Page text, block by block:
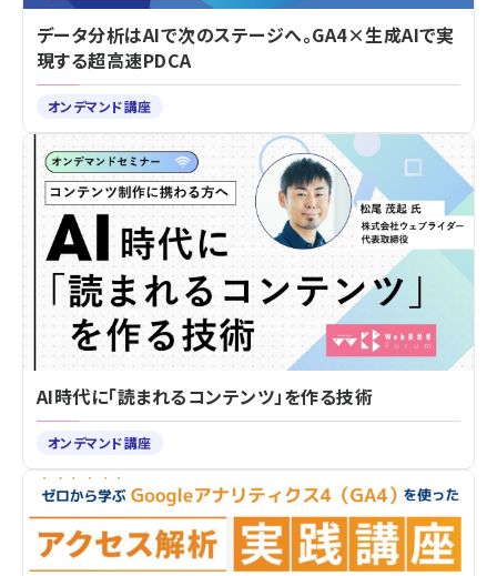
データ分析はAIで次のステージへ。GA4×生成AIで実
現する超高速PDCA
オンデマンド講座
AI時代に「読まれるコンテンツ」を作る技術
オンデマンド講座